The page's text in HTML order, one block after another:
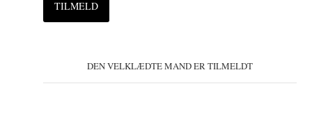
DEN VELKLÆDTE MAND ER TILMELDT